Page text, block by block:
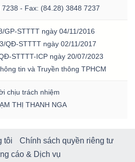
- Fax: (84.28) 3848 7237
GP-STTTT ngày 04/11/2016
QĐ-STTTT ngày 02/11/2017
STTTT-ICP ngày 20/07/2023
tin và Truyền thông TPHCM
chịu trách nhiệm
THỊ THANH NGA
tôi
Chính sách quyền riêng tư
cáo & Dịch vụ